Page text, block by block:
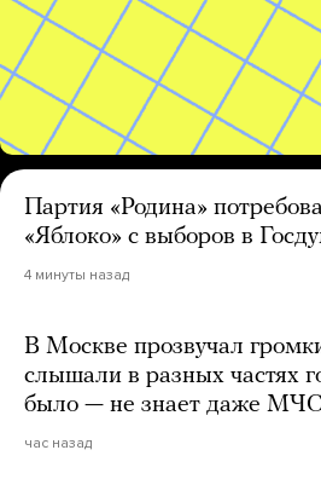
Партия «Родина»
«Яблоко» с выборов в
4 минуты назад
В Москве прозвучал
слышали в разных частях
было — не знает даже МЧС
час назад